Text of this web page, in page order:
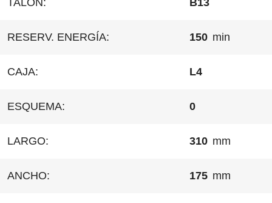
RESERV. ENERGÍA: 150 min
CAJA: L4
ESQUEMA: 0
LARGO: 310 mm
ANCHO: 175 mm